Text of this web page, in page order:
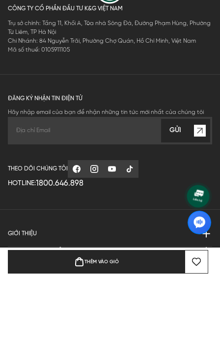
THÊM VÀO GIỎ
CÔNG TY CỔ PHẦN ĐẦU TƯ K&G VIỆT NAM
Trụ sở chính: Tầng 11, Khối A, Tòa nhà Sông Đà, Đường Phạm Hùng, Phường
Từ Liêm, TP Hà Nội
Chi Nhánh: 84 Nguyễn Trãi, Phường Chợ Quán, Hồ Chí Minh, Việt Nam
Mã số thuế: 0105911105
ĐĂNG KÝ NHẬN TIN ĐIỆN TỬ
Hãy nhập email của bạn để nhận những tin tức mới nhất của chúng tôi
GỬI
THEO DÕI CHÚNG TÔI
HOTLINE:1800.646.898
GIỚI THIỆU
QUY ĐỊNH HOẠT ĐỘNG